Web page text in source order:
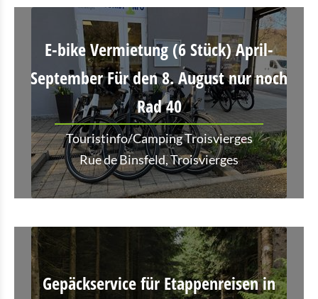
E-bike Vermietung (6 Stück) April-
September Für den 8. August nur noch
Rad 40
Touristinfo/Camping Troisvierges
Rue de Binsfeld, Troisvierges
Gepäckservice für Etappenreisen in